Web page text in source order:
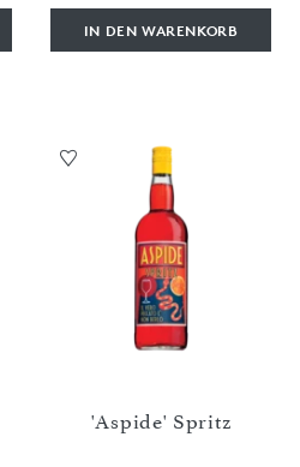
IN DEN WARENKORB
'Aspide' Spritz